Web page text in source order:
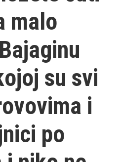
malo
su svi
i
po